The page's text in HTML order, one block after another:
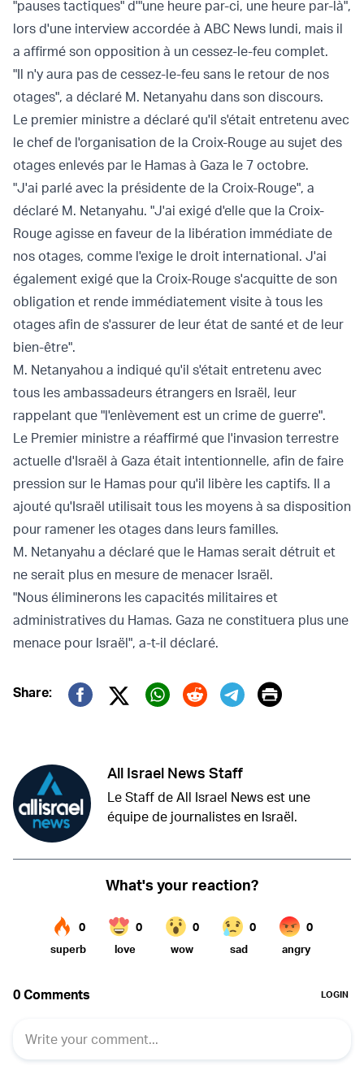
"pauses tactiques" d'"une heure par-ci, une heure par-là",
lors d'une interview accordée à ABC News lundi, mais il
a affirmé son opposition à un cessez-le-feu complet.
"Il n'y aura pas de cessez-le-feu sans le retour de nos
otages", a déclaré M. Netanyahu dans son discours.
Le premier ministre a déclaré qu'il s'était entretenu avec
le chef de l'organisation de la Croix-Rouge au sujet des
otages enlevés par le Hamas à Gaza le 7 octobre.
"J'ai parlé avec la présidente de la Croix-Rouge", a
déclaré M. Netanyahu. "J'ai exigé d'elle que la Croix-
Rouge agisse en faveur de la libération immédiate de
nos otages, comme l'exige le droit international. J'ai
également exigé que la Croix-Rouge s'acquitte de son
obligation et rende immédiatement visite à tous les
otages afin de s'assurer de leur état de santé et de leur
bien-être".
M. Netanyahou a indiqué qu'il s'était entretenu avec
tous les ambassadeurs étrangers en Israël, leur
rappelant que "l'enlèvement est un crime de guerre".
Le Premier ministre a réaffirmé que l'invasion terrestre
actuelle d'Israël à Gaza était intentionnelle, afin de faire
pression sur le Hamas pour qu'il libère les captifs. Il a
ajouté qu'Israël utilisait tous les moyens à sa disposition
pour ramener les otages dans leurs familles.
M. Netanyahu a déclaré que le Hamas serait détruit et
ne serait plus en mesure de menacer Israël.
"Nous éliminerons les capacités militaires et
administratives du Hamas. Gaza ne constituera plus une
menace pour Israël", a-t-il déclaré.
Share:
Twitter (X)
Print
All Israel News Staff
Le Staff de All Israel News est une
équipe de journalistes en Israël.